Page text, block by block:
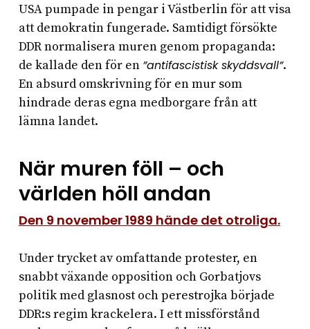
USA pumpade in pengar i Västberlin för att visa
att demokratin fungerade. Samtidigt försökte
DDR normalisera muren genom propaganda:
de kallade den för en ”antifascistisk skyddsvall”.
En absurd omskrivning för en mur som
hindrade deras egna medborgare från att
lämna landet.
När muren föll – och
världen höll andan
Den 9 november 1989 hände det otroliga.
Under trycket av omfattande protester, en
snabbt växande opposition och Gorbatjovs
politik med glasnost och perestrojka började
DDR:s regim krackelera. I ett missförstånd